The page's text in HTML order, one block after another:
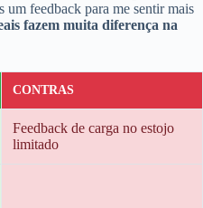
um feedback para me sentir mais
fazem muita diferença na
CONTRAS
Feedback de carga no estojo
limitado